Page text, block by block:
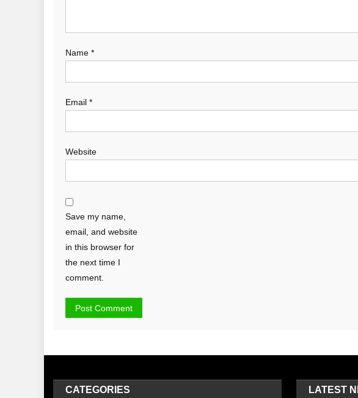
Name *
Email *
Website
Save my name,
email, and website
in this browser for
the next time I
comment.
CATEGORIES LATEST